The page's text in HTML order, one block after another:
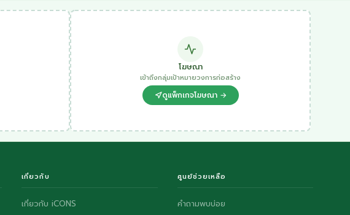
โฆษณา
เข้าถึงกลุ่มเป้าหมายวงการก่อสร้าง
ดูแพ็กเกจโฆษณา →
เกี่ยวกับ
เกี่ยวกับ iCONS
ศูนย์ช่วยเหลือ
คำถามพบบ่อย